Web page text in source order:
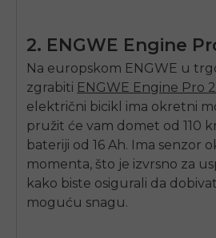
2. ENGWE Engine
Na europskom ENGWE u
zgrabiti ENGWE Engine Pro
električni bicikl ima okretni
pružit će vam domet od 110
bateriji od 16 Ah. Ima senzor
momenta, što je izvrsno za
kako biste osigurali da
moguću snagu.
E26 3.0 Pro Is Here
Sign up for updates on new models and releases —
and enjoy 2% off your next order.